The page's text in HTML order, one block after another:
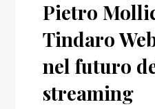
Pietro
Tindaro
nel futuro
streaming